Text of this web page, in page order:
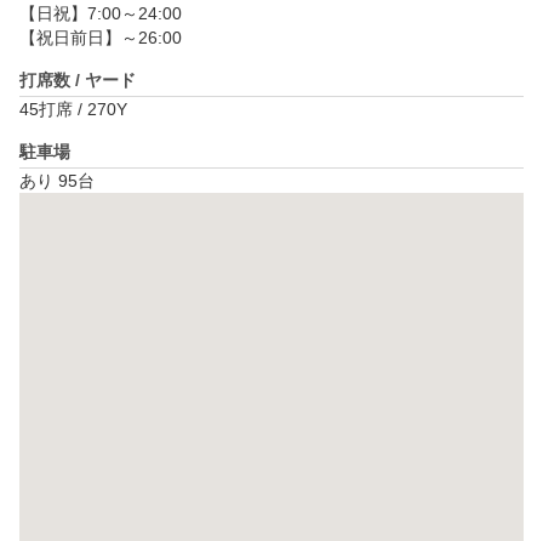
【日祝】7:00～24:00
【祝日前日】～26:00
打席数 / ヤード
45打席 / 270Y
駐車場
あり 95台